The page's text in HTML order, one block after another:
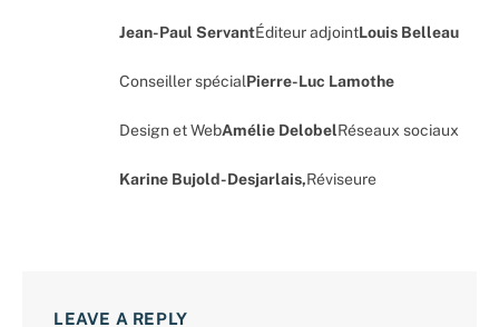
Jean-Paul ServantÉditeur adjointLouis Belleau
Conseiller spécialPierre-Luc Lamothe
Design et WebAmélie DelobelRéseaux sociaux
Karine Bujold-Desjarlais,Réviseure
LEAVE A REPLY